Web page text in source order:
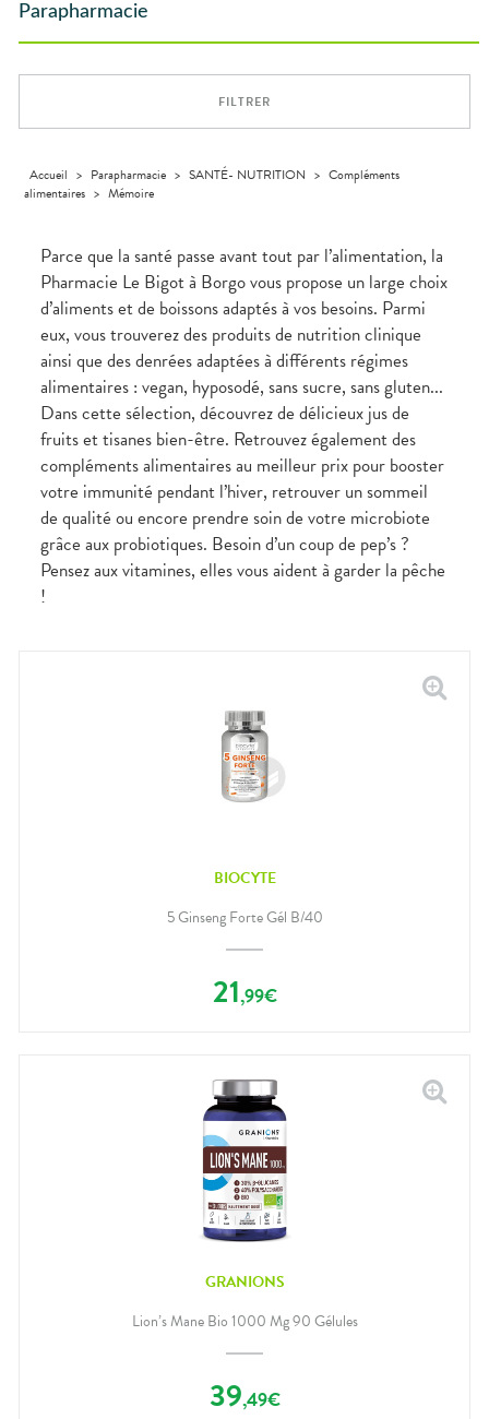
Maintien à
Phyto-
Aliments
Compléments
médicaux
CORPS-
Homme
Solaire
UTILES
DISPOSITIFS
APPLICATION
SCAN
D’ORDONNANCE
Parapharmacie
FILTRER
Accueil > Parapharmacie > SANTÉ- NUTRITION > Compléments
alimentaires > Mémoire
Parce que la santé passe avant tout par l’alimentation, la
Pharmacie Le Bigot à Borgo vous propose un large choix
d’aliments et de boissons adaptés à vos besoins. Parmi
eux, vous trouverez des produits de nutrition clinique
ainsi que des denrées adaptées à différents régimes
alimentaires : vegan, hyposodé, sans sucre, sans gluten...
Dans cette sélection, découvrez de délicieux jus de
fruits et tisanes bien-être. Retrouvez également des
compléments alimentaires au meilleur prix pour booster
votre immunité pendant l’hiver, retrouver un sommeil
de qualité ou encore prendre soin de votre microbiote
grâce aux probiotiques. Besoin d’un coup de pep’s ?
Pensez aux vitamines, elles vous aident à garder la pêche
!
BIOCYTE
5 Ginseng Forte Gél B/40
21,99€
GRANIONS
Lion’s Mane Bio 1000 Mg 90 Gélules
39,49€